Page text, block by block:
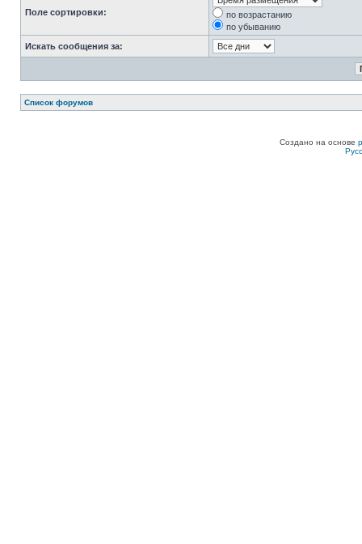
Поле сортировки:
по возрастанию
по убыванию
Искать сообщения за:
Список форумов
Создано на основе